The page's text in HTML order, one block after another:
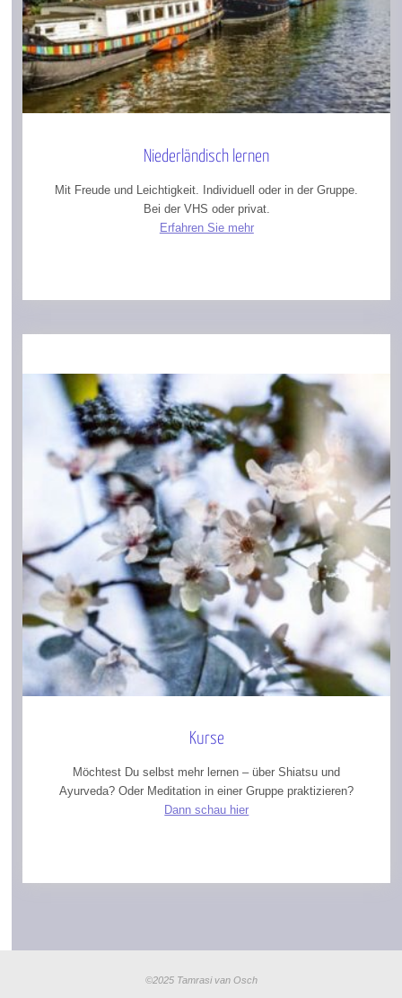
Niederländisch lernen
Mit Freude und Leichtigkeit. Individuell oder in der Gruppe.
Bei der VHS oder privat.
Erfahren Sie mehr
Kurse
Möchtest Du selbst mehr lernen – über Shiatsu und
Ayurveda? Oder Meditation in einer Gruppe praktizieren?
Dann schau hier
©2025 Tamrasi van Osch